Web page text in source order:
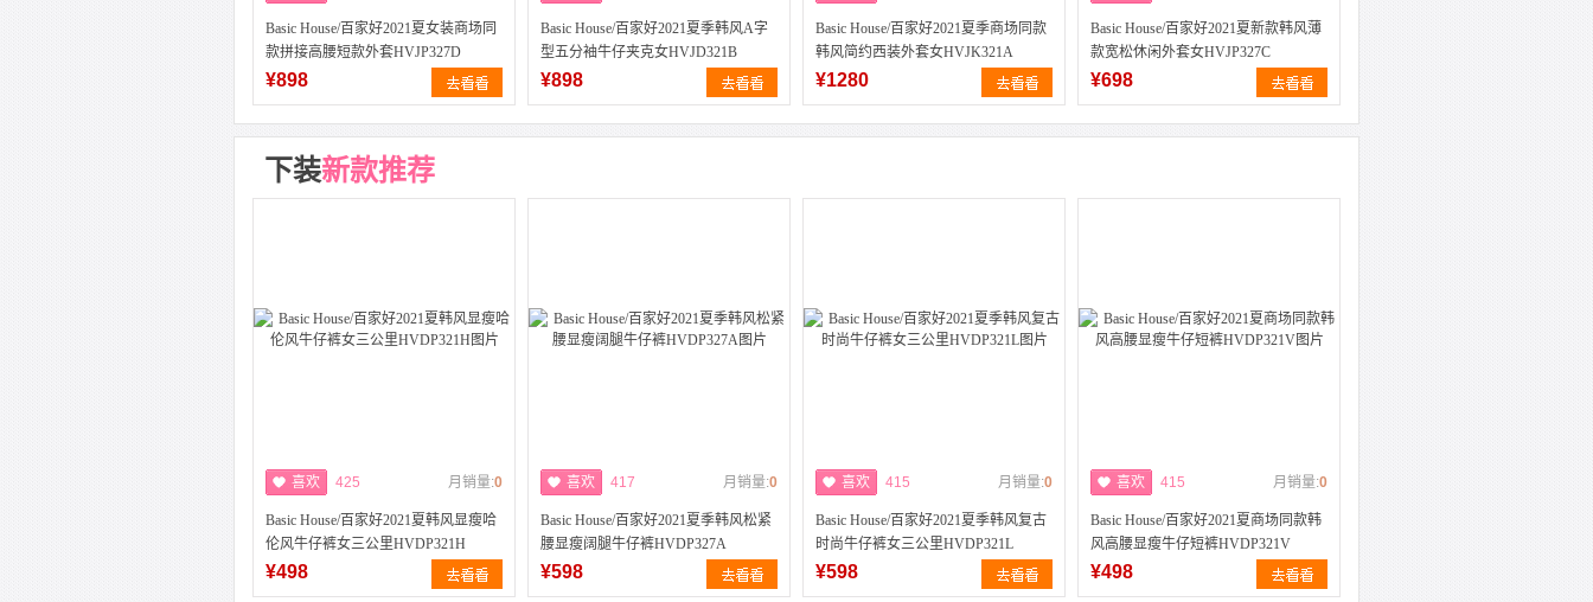
Basic House/百家好2021夏女装商场同
款拼接高腰短款外套HVJP327D
¥898
Basic House/百家好2021夏季韩风A字
型五分袖牛仔夹克女HVJD321B
¥898
Basic House/百家好2021夏季商场同款
韩风简约西装外套女HVJK321A
¥1280
Basic House/百家好2021夏新款韩风薄
款宽松休闲外套女HVJP327C
¥698
下装新款推荐
喜欢 425 月销量:0
Basic House/百家好2021夏韩风显瘦哈
伦风牛仔裤女三公里HVDP321H
¥498
喜欢 417 月销量:0
Basic House/百家好2021夏季韩风松紧
腰显瘦阔腿牛仔裤HVDP327A
¥598
喜欢 415 月销量:0
Basic House/百家好2021夏季韩风复古
时尚牛仔裤女三公里HVDP321L
¥598
喜欢 415 月销量:0
Basic House/百家好2021夏商场同款韩
风高腰显瘦牛仔短裤HVDP321V
¥498